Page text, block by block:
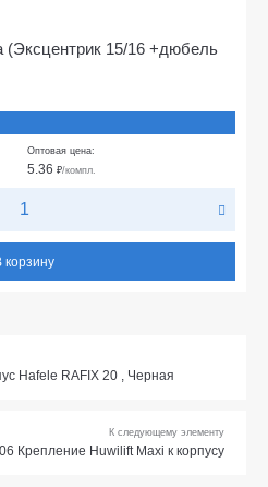
(Эксцентрик 15/16 +дюбель
Оптовая цена:
5.36 ₽/компл.
корзину
Hafele RAFIX 20 , Черная
К следующему элементу
Крепление Huwilift Maxi к корпусу